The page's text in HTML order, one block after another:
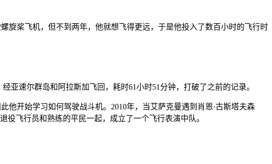
旋桨飞机，但不到两年，他就想飞得更远，于是他投入了数百小时的飞行时
亚速尔群岛和阿拉斯加飞回，耗时61小时51分钟，打破了之前的记录。
开始学习如何驾驶战斗机。2010年，当艾萨克曼遇到肖恩·古斯塔夫森
飞行员和熟练的平民一起，成立了一个飞行表演中队。